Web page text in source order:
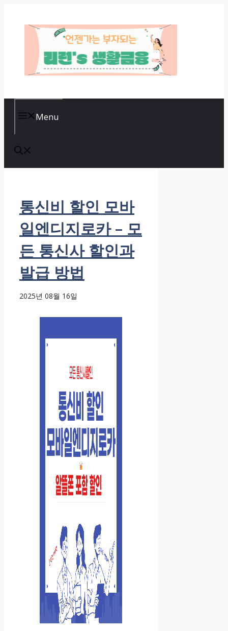
Menu
통신비 할인 모바
일엔디지로카 – 모
든 통신사 할인과
발급 방법
2025년 08월 16일